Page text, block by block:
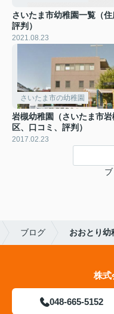
さいたま市幼稚園一覧（住
評判）
2021.08.23
さいたま市の幼稚園
岩槻幼稚園（さいたま市岩
区、口コミ、評判）
2017.02.23
ブログ おおとり幼
株式
048-665-5152